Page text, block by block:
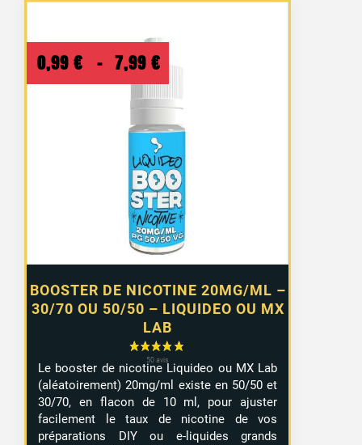
BOOSTER DE NICOTINE 20MG/ML –
30/70 OU 50/50 – LIQUIDEO OU MX
LAB
0,99 € – 7,99 € Plage
de
prix :
0,99 €
à
7,99 €
Le booster de nicotine Liquideo ou MX Lab
(aléatoirement) 20mg/ml existe en 50/50 et
30/70, en flacon de 10 ml, pour ajuster
facilement le taux de nicotine de vos
préparations DIY ou e-liquides grands